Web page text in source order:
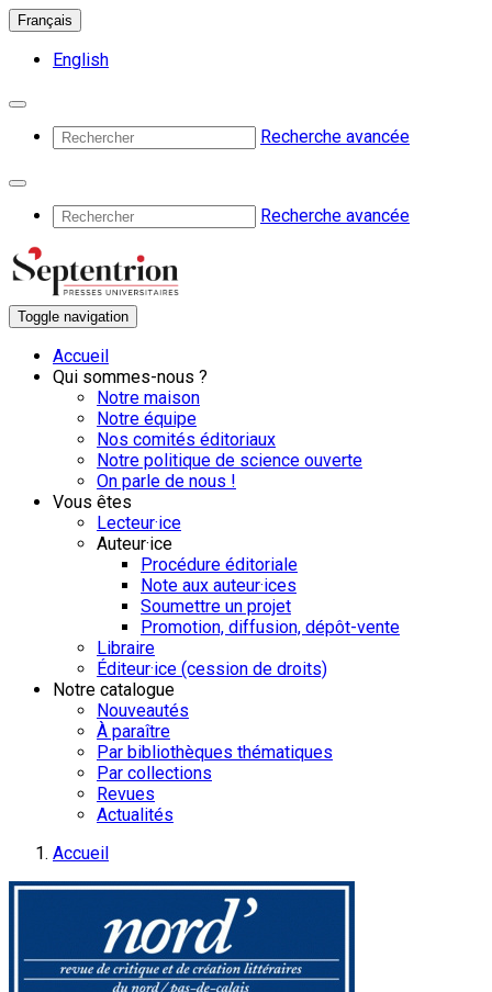
Français
English
Recherche avancée
Recherche avancée
Toggle navigation
Accueil
Qui sommes-nous ?
Notre maison
Notre équipe
Nos comités éditoriaux
Notre politique de science ouverte
On parle de nous !
Vous êtes
Lecteur·ice
Auteur·ice
Procédure éditoriale
Note aux auteur·ices
Soumettre un projet
Promotion, diffusion, dépôt-vente
Libraire
Éditeur·ice (cession de droits)
Notre catalogue
Nouveautés
À paraître
Par bibliothèques thématiques
Par collections
Revues
Actualités
Accueil